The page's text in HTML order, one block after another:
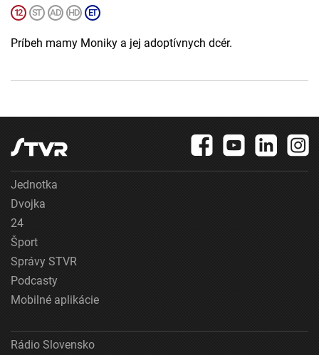
Príbeh mamy Moniky a jej adoptívnych dcér.
Jednotka
Dvojka
24
Šport
Správy STVR
Podcasty
Mobilné aplikácie
Rádio Slovensko